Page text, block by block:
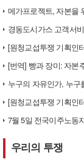
우리의 투쟁